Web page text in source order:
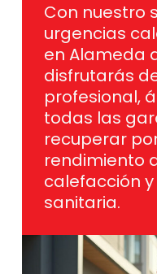
Con nuestro
urgencias
en Alameda
disfrutarás
profesional,
todas las
recuperar
rendimiento
calefacción
sanitaria.